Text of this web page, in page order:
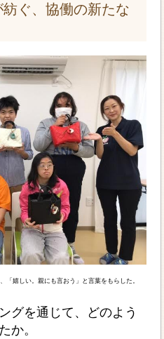
ぐ、協働の新たな
「嬉しい。親にも言おう」と言葉をもらした。
グを通じて、どのよう
か。